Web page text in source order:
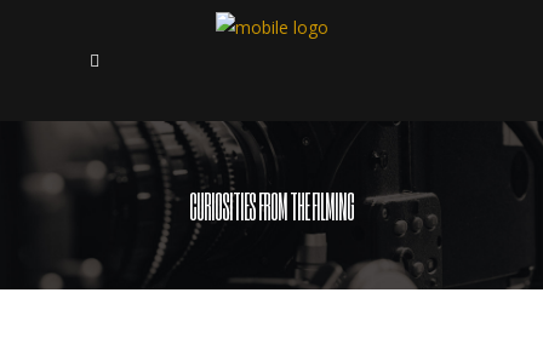
CURIOSITIES FROM THE FILMING